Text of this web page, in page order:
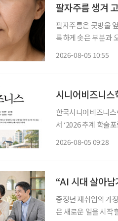
팔자주름 생겨
팔자주름은 콧방울
록하게 솟은 부분과
2026-08-05 10:55
시니어비즈니
한국시니어비즈니
서 ‘2026 추계 학술
2026-08-05 09:28
“AI 시대 살아
중장년 재취업의 가
은 새로운 일을 시작